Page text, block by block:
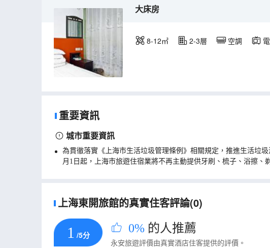
大床房
8-12㎡ 2-3層 空調
重要資訊
城市重要資訊
為貫徹落實《上海市生活垃圾管理條例》相關規定，推進生活垃
月1日起，上海市旅遊住宿業將不再主動提供牙刷、梳子、浴擦
上海東開旅館的真實住客評論(0)
1 /5分 0% 的人推薦
永安旅遊評價由真實酒店住客提供的評價。